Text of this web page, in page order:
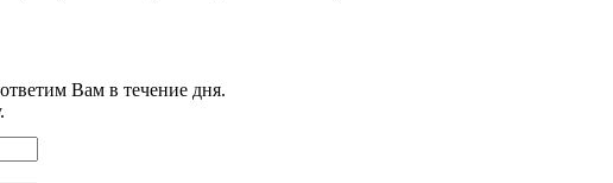
Вам в течение дня.